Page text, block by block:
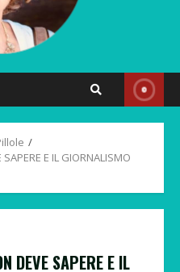
SAPERE E IL GIORNALISMO
DEVE SAPERE E IL